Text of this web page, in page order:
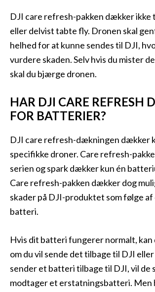
DJI care refresh-pakken dækker ikke
eller delvist tabte fly. Dronen skal
helhed for at kunne sendes til DJI,
vurdere skaden. Selv hvis du mister
skal du bjærge dronen.
HAR DJI CARE REFRESH
FOR BATTERIER?
DJI care refresh-dækningen dækker
specifikke droner. Care refresh-
serien og spark dækker kun én
Care refresh-pakken dækker dog
skader på DJI-produktet som følge
batteri.
Hvis dit batteri fungerer normalt, kan
om du vil sende det tilbage til DJI
sender et batteri tilbage til DJI, vil de
modtager et erstatningsbatteri. Men